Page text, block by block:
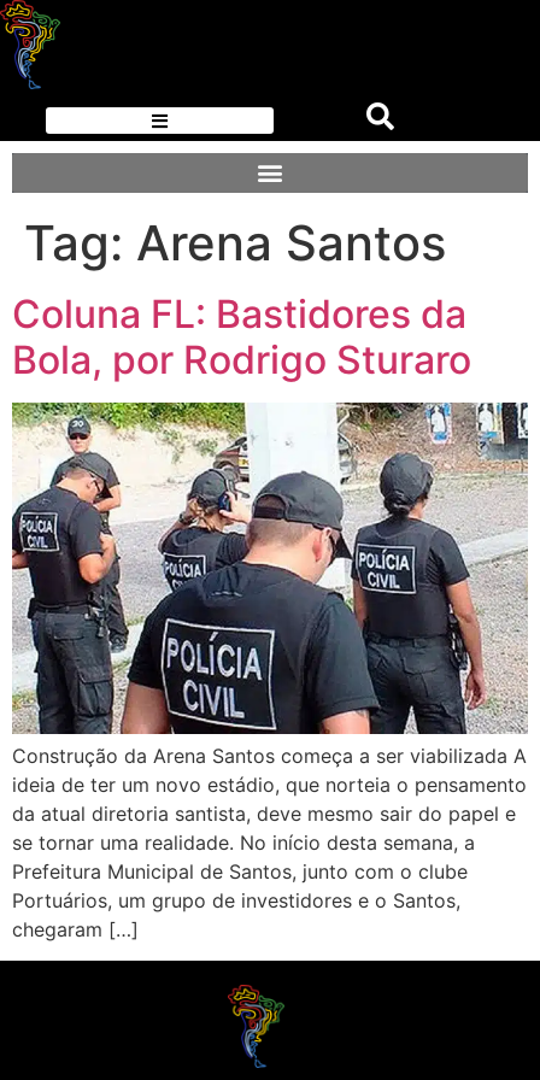
Tag: Arena Santos
Coluna FL: Bastidores da
Bola, por Rodrigo Sturaro
Construção da Arena Santos começa a ser viabilizada A
ideia de ter um novo estádio, que norteia o pensamento
da atual diretoria santista, deve mesmo sair do papel e
se tornar uma realidade. No início desta semana, a
Prefeitura Municipal de Santos, junto com o clube
Portuários, um grupo de investidores e o Santos,
chegaram […]